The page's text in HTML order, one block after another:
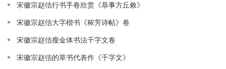
宋徽宗赵佶行书手卷欣赏《恭事方丘敕》
宋徽宗赵佶大字楷书《秾芳诗帖》卷
宋徽宗赵佶瘦金体书法千字文卷
宋徽宗赵佶的草书代表作《千字文》